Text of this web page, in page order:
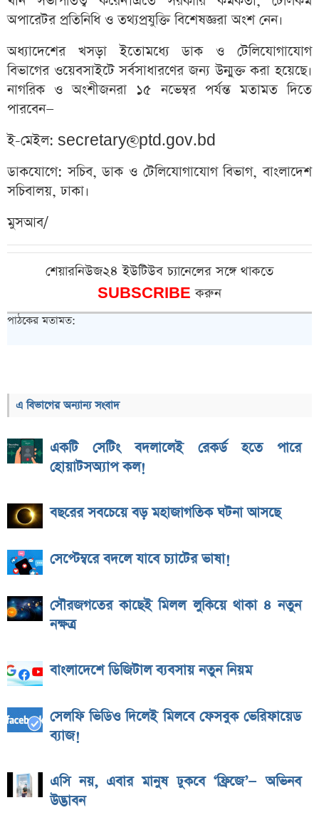
অপারেটর প্রতিনিধি ও তথ্যপ্রযুক্তি বিশেষজ্ঞরা অংশ নেন।
অধ্যাদেশের খসড়া ইতোমধ্যে ডাক ও টেলিযোগাযোগ
বিভাগের ওয়েবসাইটে সর্বসাধারণের জন্য উন্মুক্ত করা হয়েছে।
নাগরিক ও অংশীজনরা ১৫ নভেম্বর পর্যন্ত মতামত দিতে
পারবেন—
ই-মেইল: secretary@ptd.gov.bd
ডাকযোগে: সচিব, ডাক ও টেলিযোগাযোগ বিভাগ, বাংলাদেশ
সচিবালয়, ঢাকা।
মুসআব/
শেয়ারনিউজ২৪ ইউটিউব চ্যানেলের সঙ্গে থাকতে
SUBSCRIBEকরুন
পাঠকের মতামত:
এ বিভাগের অন্যান্য সংবাদ
একটি সেটিং বদলালেই রেকর্ড হতে পারে
হোয়াটসঅ্যাপ কল!
বছরের সবচেয়ে বড় মহাজাগতিক ঘটনা আসছে
সেপ্টেম্বরে বদলে যাবে চ্যাটের ভাষা!
সৌরজগতের কাছেই মিলল লুকিয়ে থাকা ৪ নতুন
নক্ষত্র
বাংলাদেশে ডিজিটাল ব্যবসায় নতুন নিয়ম
সেলফি ভিডিও দিলেই মিলবে ফেসবুক ভেরিফায়েড
ব্যাজ!
এসি নয়, এবার মানুষ ঢুকবে ‘ফ্রিজে’— অভিনব
উদ্ভাবন